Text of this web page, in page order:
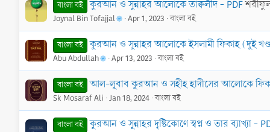
বাংলা বই কুরআন ও সুন্নাহর আলোকে তাক্বলীদ - PDF
Joynal Bin Tofajjal Apr 1, 2023 বাংলা বই
বাংলা বই কুরআন ও সুন্নাহর আলোকে ইসলামী ফিকাহ (দুই
Abu Abdullah Apr 13, 2023 বাংলা বই
বাংলা বই আল-লুবাব কুরআন ও সহীহ হাদীসের আলোকে
Sk Mosaraf Ali Jan 18, 2024 বাংলা বই
বাংলা বই কুরআন ও সুন্নাহর দৃষ্টিকোণে স্বপ্ন ও তার ব্যাখ্যা -